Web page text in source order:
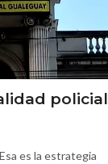
policial
es la estrategia